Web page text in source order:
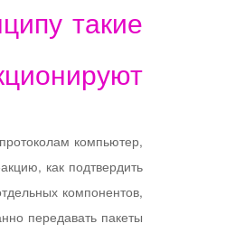
такие
компьютер,
как подтвердить
компонентов,
передавать пакеты.